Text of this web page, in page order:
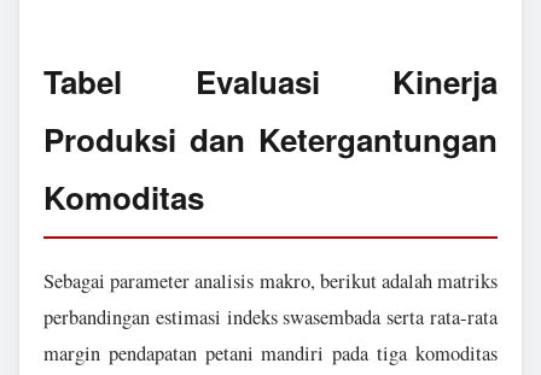
Tabel Evaluasi Kinerja
Produksi dan Ketergantungan
Komoditas
Sebagai parameter analisis makro, berikut adalah matriks
perbandingan estimasi indeks swasembada serta rata-rata
margin pendapatan petani mandiri pada tiga komoditas